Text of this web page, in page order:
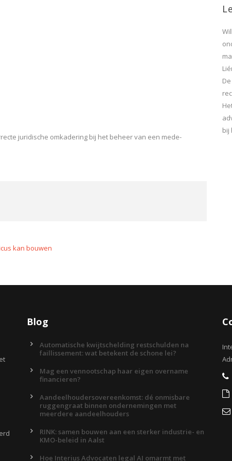
juridische omkadering bij het beheer van een mede-
kan bouwen
bij
Blog
Automatische kwijtschelding restschulden na
faillissement: wat betekent de schone lei?
Mag een vennootschap haar eigen overname
financieren?
Aandeelhoudersovereenkomst: dé onmisbare
ruggengraat binnen ondernemingen met
meerdere aandeelhouders
RINK: samen bouwen aan een sterker industrie- en
KMO-beleid in Aalst
Hoe Interius Advocaten legal AI omarmt met